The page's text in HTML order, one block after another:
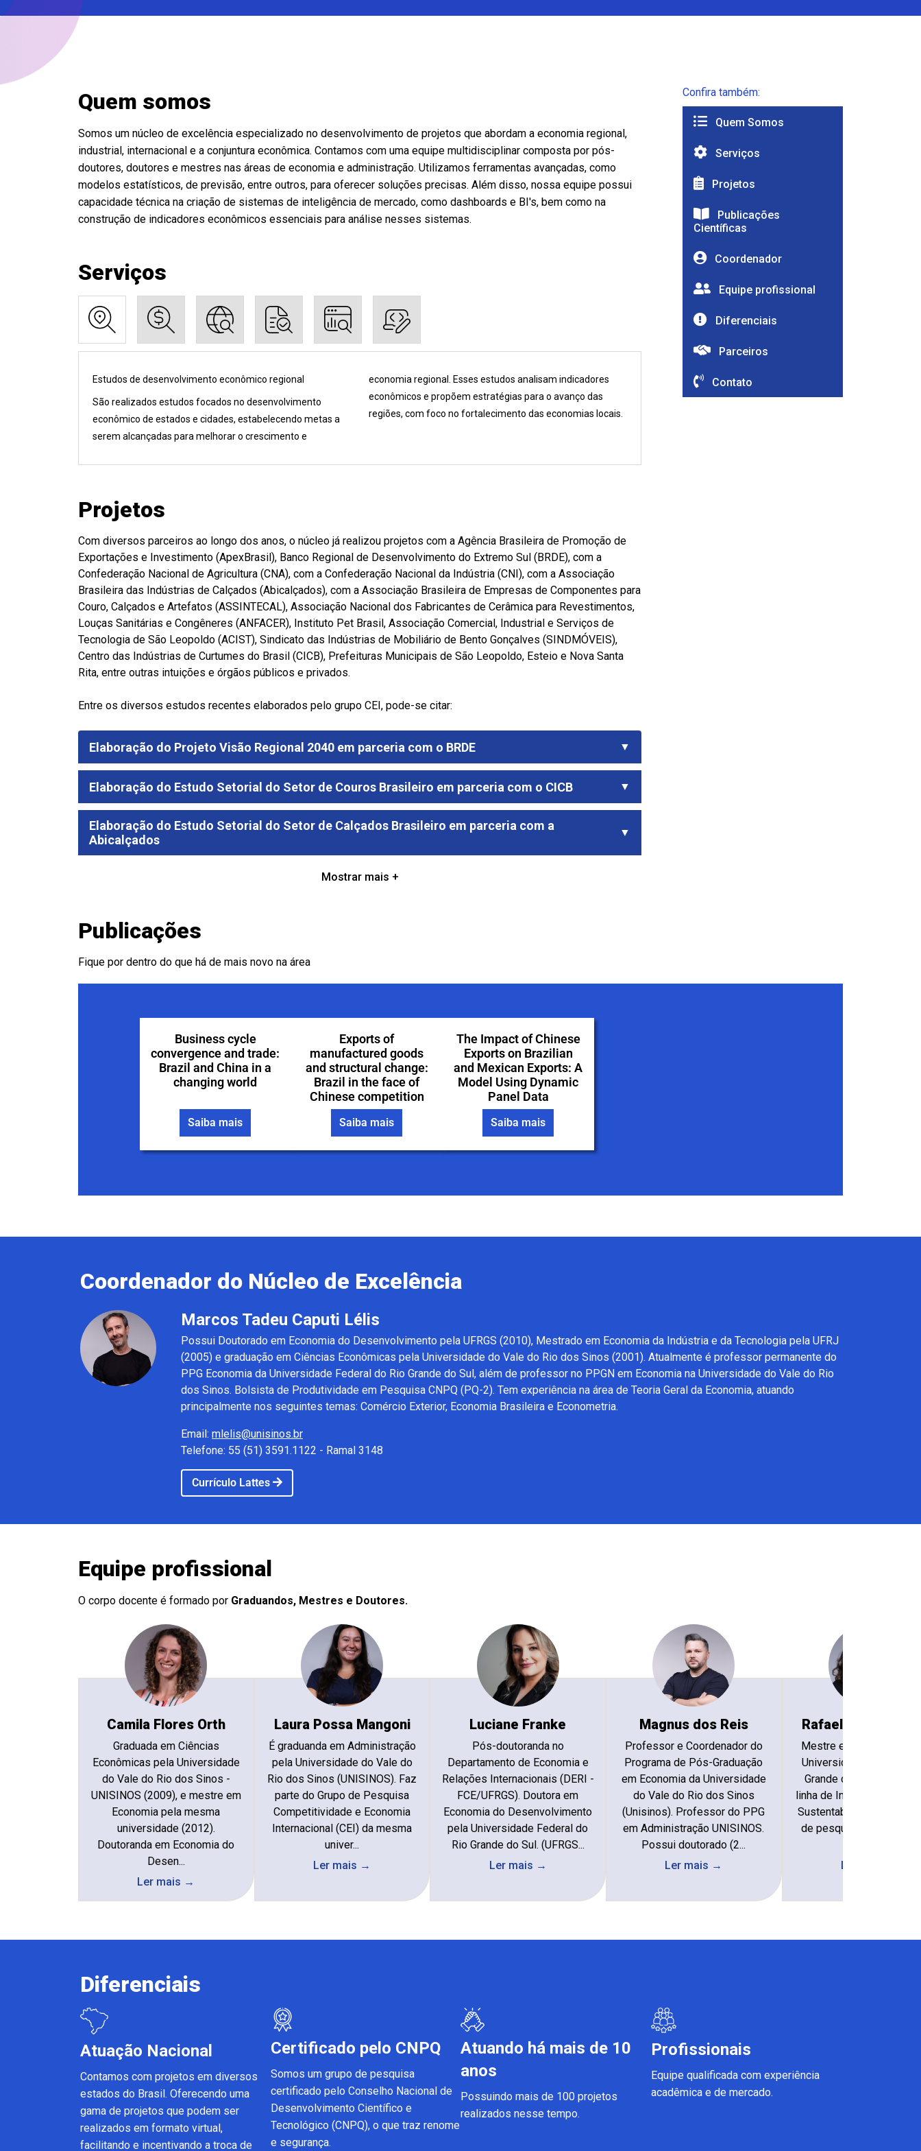
Quem somos
Somos um núcleo de excelência especializado no desenvolvimento de projetos que abordam a economia regional,
industrial, internacional e a conjuntura econômica. Contamos com uma equipe multidisciplinar composta por pós-
doutores, doutores e mestres nas áreas de economia e administração. Utilizamos ferramentas avançadas, como
modelos estatísticos, de previsão, entre outros, para oferecer soluções precisas. Além disso, nossa equipe possui
capacidade técnica na criação de sistemas de inteligência de mercado, como dashboards e BI's, bem como na
construção de indicadores econômicos essenciais para análise nesses sistemas.
Serviços
Estudos de desenvolvimento econômico regional
São realizados estudos focados no desenvolvimento
econômico de estados e cidades, estabelecendo metas a
serem alcançadas para melhorar o crescimento e
economia regional. Esses estudos analisam indicadores
econômicos e propõem estratégias para o avanço das
regiões, com foco no fortalecimento das economias locais.
Projetos
Com diversos parceiros ao longo dos anos, o núcleo já realizou projetos com a Agência Brasileira de Promoção de
Exportações e Investimento (ApexBrasil), Banco Regional de Desenvolvimento do Extremo Sul (BRDE), com a
Confederação Nacional de Agricultura (CNA), com a Confederação Nacional da Indústria (CNI), com a Associação
Brasileira das Indústrias de Calçados (Abicalçados), com a Associação Brasileira de Empresas de Componentes para
Couro, Calçados e Artefatos (ASSINTECAL), Associação Nacional dos Fabricantes de Cerâmica para Revestimentos,
Louças Sanitárias e Congêneres (ANFACER), Instituto Pet Brasil, Associação Comercial, Industrial e Serviços de
Tecnologia de São Leopoldo (ACIST), Sindicato das Indústrias de Mobiliário de Bento Gonçalves (SINDMÓVEIS),
Centro das Indústrias de Curtumes do Brasil (CICB), Prefeituras Municipais de São Leopoldo, Esteio e Nova Santa
Rita, entre outras intuições e órgãos públicos e privados.
Entre os diversos estudos recentes elaborados pelo grupo CEI, pode-se citar:
Elaboração do Projeto Visão Regional 2040 em parceria com o BRDE ▼
Elaboração do Estudo Setorial do Setor de Couros Brasileiro em parceria com o CICB ▼
Elaboração do Estudo Setorial do Setor de Calçados Brasileiro em parceria com a
Abicalçados
▼
Mostrar mais +
Confira também:
Quem Somos
Serviços
Projetos
Publicações
Científicas
Coordenador
Equipe profissional
Diferenciais
Parceiros
Contato
Publicações
Fique por dentro do que há de mais novo na área
Business cycle
convergence and trade:
Brazil and China in a
changing world
Saiba mais
Exports of
manufactured goods
and structural change:
Brazil in the face of
Chinese competition
Saiba mais
The Impact of Chinese
Exports on Brazilian
and Mexican Exports: A
Model Using Dynamic
Panel Data
Saiba mais
Coordenador do Núcleo de Excelência
Marcos Tadeu Caputi Lélis
Possui Doutorado em Economia do Desenvolvimento pela UFRGS (2010), Mestrado em Economia da Indústria e da Tecnologia pela UFRJ
(2005) e graduação em Ciências Econômicas pela Universidade do Vale do Rio dos Sinos (2001). Atualmente é professor permanente do
PPG Economia da Universidade Federal do Rio Grande do Sul, além de professor no PPGN em Economia na Universidade do Vale do Rio
dos Sinos. Bolsista de Produtividade em Pesquisa CNPQ (PQ-2). Tem experiência na área de Teoria Geral da Economia, atuando
principalmente nos seguintes temas: Comércio Exterior, Economia Brasileira e Econometria.
Email: mlelis@unisinos.br
Telefone: 55 (51) 3591.1122 - Ramal 3148
Currículo Lattes
Equipe profissional
O corpo docente é formado por Graduandos, Mestres e Doutores.
Camila Flores Orth
Graduada em Ciências
Econômicas pela Universidade
do Vale do Rio dos Sinos -
UNISINOS (2009), e mestre em
Economia pela mesma
universidade (2012).
Doutoranda em Economia do
Desen...
Ler mais →
Laura Possa Mangoni
É graduanda em Administração
pela Universidade do Vale do
Rio dos Sinos (UNISINOS). Faz
parte do Grupo de Pesquisa
Competitividade e Economia
Internacional (CEI) da mesma
univer...
Ler mais →
Luciane Franke
Pós-doutoranda no
Departamento de Economia e
Relações Internacionais (DERI -
FCE/UFRGS). Doutora em
Economia do Desenvolvimento
pela Universidade Federal do
Rio Grande do Sul. (UFRGS...
Ler mais →
Magnus dos Reis
Professor e Coordenador do
Programa de Pós-Graduação
em Economia da Universidade
do Vale do Rio dos Sinos
(Unisinos). Professor do PPG
em Administração UNISINOS.
Possui doutorado (2...
Ler mais →
Rafaela Luisa
Mestre em
Universidade Federal do
Grande do SUL
linha de Inovação,
Sustentabilidade. Atua na
de pesquisa com
Ler mais →
Diferenciais
Atuação Nacional
Contamos com projetos em diversos
estados do Brasil. Oferecendo uma
gama de projetos que podem ser
realizados em formato virtual,
facilitando e incentivando a troca de
Certificado pelo CNPQ
Somos um grupo de pesquisa
certificado pelo Conselho Nacional de
Desenvolvimento Científico e
Tecnológico (CNPQ), o que traz renome
e segurança.
Atuando há mais de 10
anos
Possuindo mais de 100 projetos
realizados nesse tempo.
Profissionais
Equipe qualificada com experiência
acadêmica e de mercado.